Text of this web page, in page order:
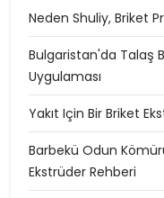
Neden Shuliy, Briket
Bulgaristan'da Talaş
Uygulaması
Yakıt Için Bir Briket
Barbekü Odun
Ekstrüder Rehberi